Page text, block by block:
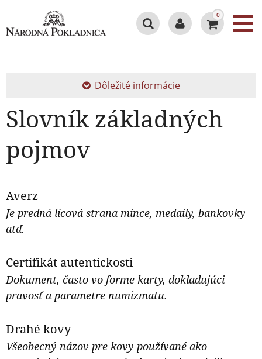
0
Dôležité informácie
Slovník základných
pojmov
Averz
Je predná lícová strana mince, medaily, bankovky
atď.
Certifikát autentickosti
Dokument, často vo forme karty, dokladujúci
pravosť a parametre numizmatu.
Drahé kovy
Všeobecný názov pre kovy používané ako